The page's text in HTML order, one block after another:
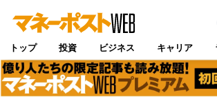
トップ 投資 ビジネス キャリア